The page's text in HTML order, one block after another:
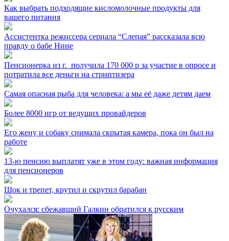
Как выбрать подходящие кисломолочные продукты для
вашего питания
Ассистентка режиссера сериала “Слепая” рассказала всю
правду о бабе Нине
Пенсионерка из г. ⁣ получила 170 000 р за участие в опросе и
потратила все деньги на стриптизера
Самая опасная рыба для человека: а мы её даже детям даем
Более 8000 игр от ведущих провайдеров
Его жену и собаку снимала скрытая камера, пока он был на
работе
13-ю пенсию выплатят уже в этом году: важная информация
для пенсионеров
Шок и трепет, крутил и скрутил барабан
Очухался: сбежавший Галкин обратился к русским